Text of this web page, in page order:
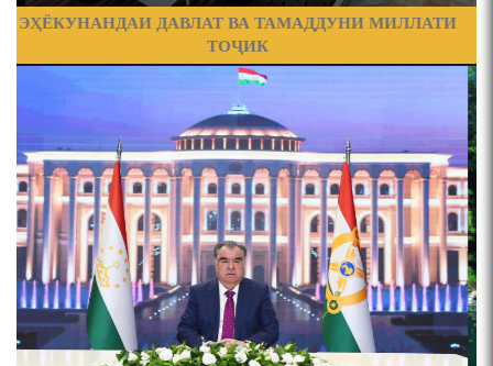
ЧЕХРАХОИ АСЛИИ МИРЗО
Мирзо Турсунзода-
"Кахрамони Точикистон"
ФИЛОЛОГИЧЕСКОГО РОМАНА В ТАДЖИКСКОЙ
МУРУВВАТИЁН ДЖ. ДЖ.
ВАСФИ МОДАР ДАР НАМУНАҲОИ ОСОРИ ШИФОҲИ
ВОЖАҲОИ НУРОНИИ ШЕЪР АНЗУРАТИ МАЛИКЗОД.
ТАСАВВУРИ МАРДУМ ДАР ХУСУСИ ИШҚИ РӮДАКӢ
ФАРИДУН ИСМОИЛОВ.
СЕҲРИ СУХАН ВА ҚУДРАТИ БАЁНИ УСТОД АЙНӢ
Pages
ОБ БАРОИ РУШДИ УСТУВОР